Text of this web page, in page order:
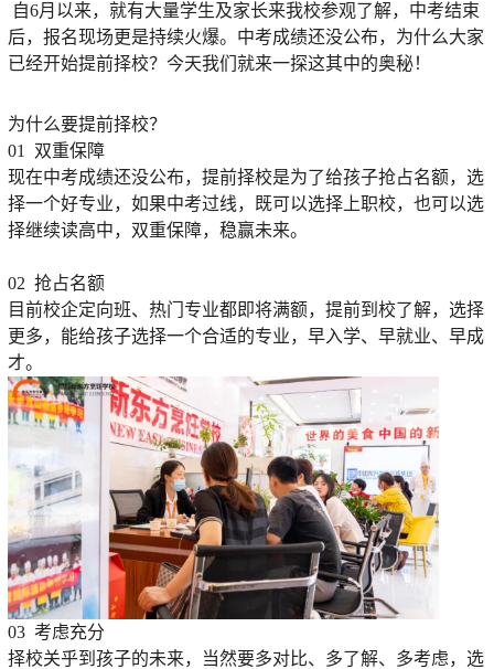
自6月以来，就有大量学生及家长来我校参观了解，中考结束
后，报名现场更是持续火爆。中考成绩还没公布，为什么大家
已经开始提前择校？今天我们就来一探这其中的奥秘！
为什么要提前择校？
01 双重保障
现在中考成绩还没公布，提前择校是为了给孩子抢占名额，选
择一个好专业，如果中考过线，既可以选择上职校，也可以选
择继续读高中，双重保障，稳赢未来。
02 抢占名额
目前校企定向班、热门专业都即将满额，提前到校了解，选择
更多，能给孩子选择一个合适的专业，早入学、早就业、早成
才。
03 考虑充分
择校关乎到孩子的未来，当然要多对比、多了解、多考虑，选